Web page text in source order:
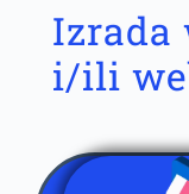
Izrada
i/ili